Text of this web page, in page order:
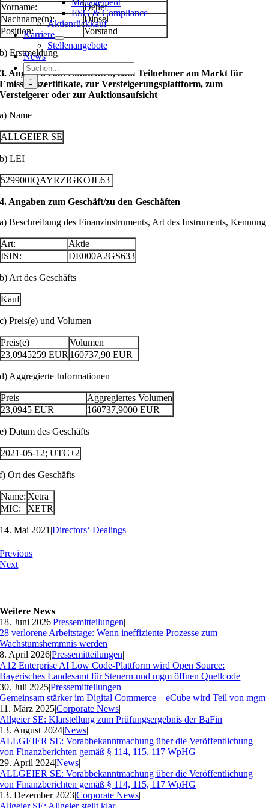
Management
ESG & Compliance
Aktienrückkauf
Karriere
Stellenangebote
News
Suche
nach:
Vorname:
Detlef
Nachname(n):
Dinsel
Position:
Vorstand
b) Erstmeldung
3. Angaben zum Emittenten, zum Teilnehmer am Markt für
Emissionszertifikate, zur Versteigerungsplattform, zum
Versteigerer oder zur Auktionsaufsicht
a) Name
ALLGEIER SE
b) LEI
529900IQAYRZIGKOJL63
4. Angaben zum Geschäft/zu den Geschäften
a) Beschreibung des Finanzinstruments, Art des Instruments, Kennung
Art:
Aktie
ISIN:
DE000A2GS633
b) Art des Geschäfts
Kauf
c) Preis(e) und Volumen
Preis(e)
Volumen
23,0945259 EUR 160737,90 EUR
d) Aggregierte Informationen
Preis
Aggregiertes Volumen
23,0945 EUR 160737,9000 EUR
e) Datum des Geschäfts
2021-05-12; UTC+2
f) Ort des Geschäfts
Name: Xetra
MIC:
XETR
14. Mai 2021 |Directors‘ Dealings|
Previous
Next
Weitere News
18. Juni 2026|Pressemitteilungen|
28 verlorene Arbeitstage: Wenn ineffiziente Prozesse zum
Wachstumshemmnis werden
8. April 2026|Pressemitteilungen|
A12 Enterprise AI Low Code-Plattform wird Open Source:
Bayerisches Landesamt für Steuern und mgm öffnen Quellcode
30. Juli 2025|Pressemitteilungen|
Gemeinsam stärker im Digital Commerce – eCube wird Teil von mgm
11. März 2025|Corporate News|
Allgeier SE: Klarstellung zum Prüfungsergebnis der BaFin
13. August 2024|News|
ALLGEIER SE: Vorabbekanntmachung über die Veröffentlichung
von Finanzberichten gemäß § 114, 115, 117 WpHG
29. April 2024|News|
ALLGEIER SE: Vorabbekanntmachung über die Veröffentlichung
von Finanzberichten gemäß § 114, 115, 117 WpHG
13. Dezember 2023|Corporate News|
Allgeier SE: Allgeier stellt klar